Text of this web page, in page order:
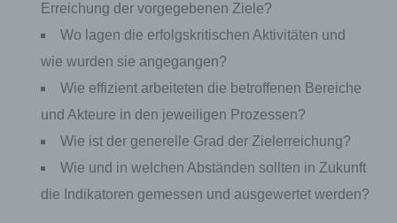
Erreichung der vorgegebenen Ziele?
Wo lagen die erfolgskritischen Aktivitäten und
wie wurden sie angegangen?
Wie effizient arbeiteten die betroffenen Bereiche
und Akteure in den jeweiligen Prozessen?
Wie ist der generelle Grad der Zielerreichung?
Wie und in welchen Abständen sollten in Zukunft
die Indikatoren gemessen und ausgewertet werden?
und Angebote auf unserer Internetseite im Sinne
des Benutzers optimiert werden. Cookies
Benutzer unserer Internetseite wiederzuerkennen.
Zweck dieser Wiedererkennung ist es, den
erleichtern. Der Benutzer einer Internetseite, die
Cookies verwendet, muss beispielsweise nicht bei
Zugangsdaten eingeben, weil dies von der